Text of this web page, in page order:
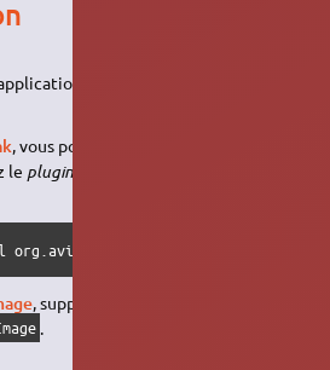
il suffit de
, vous pouvez passer par
le plugin
, supprimez simplement le fichier